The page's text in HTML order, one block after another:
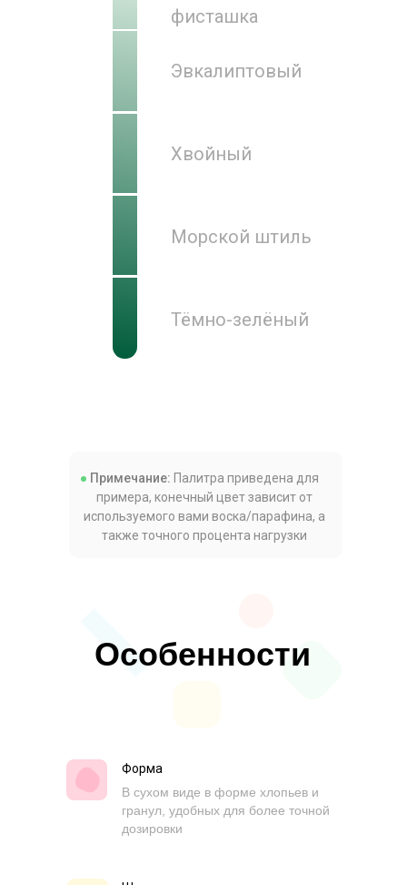
Тёмно-зелёный
Эвкалиптовый
Морской штиль
Хвойный
фисташка
Примечание: Палитра приведена для
примера, конечный цвет зависит от
используемого вами воска/парафина, а
также точного процента нагрузки
Особенности
Форма
В сухом виде в форме хлопьев и
гранул, удобных для более точной
дозировки